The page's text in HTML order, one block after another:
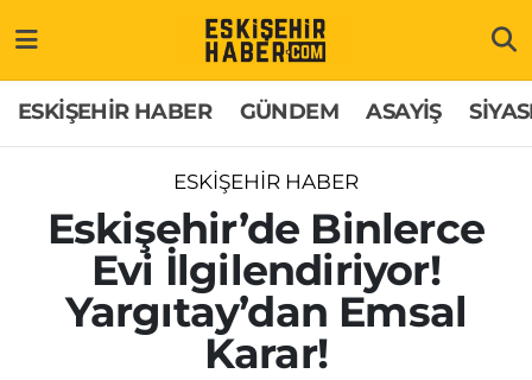
ESKİŞEHİR HABER GÜNDEM ASAYİŞ
ESKİŞEHİR HABER
Eskişehir’de Binlerce
Evi İlgilendiriyor!
Yargıtay’dan Emsal
Karar!
GÜNDEM
ASAYİŞ
SİYASET
EKONOMİ
Hakkımızda
İletişim
Künye
Odunpazarı Trafik Yoğunluk Haritası
Süper Lig Puan Durumu ve Fikstür
Tüm Manşetler
Son Dakika Haberleri